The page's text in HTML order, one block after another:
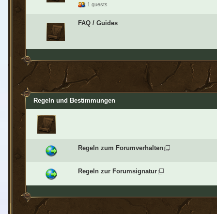
1 guests
FAQ / Guides
Regeln und Bestimmungen
Regeln zum Forumverhalten
Regeln zur Forumsignatur